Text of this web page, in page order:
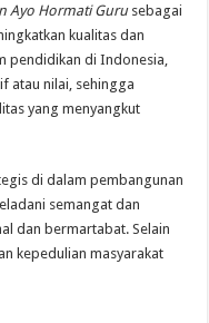
Ayo Hormati Gurusebagai
kualitas dan
pendidikan di Indonesia,
atau nilai, sehingga
yang menyangkut
di dalam pembangunan
semangat dan
dan bermartabat. Selain
kepedulian masyarakat